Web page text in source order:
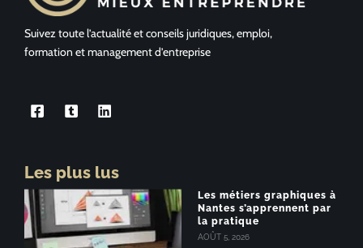
Suivez toute l’actualité et conseils juridiques, emploi,
formation et management d’entreprise
Les plus lus
Les métiers graphiques à
Nantes s’apprennent par
la pratique
AOÛT 5, 2026